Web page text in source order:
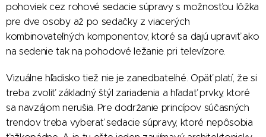
pohoviek cez rohové sedacie súpravy s možnosťou lôžka
pre dve osoby až po sedačky z viacerých
kombinovateľných komponentov, ktoré sa dajú upraviť ako
na sedenie tak na pohodové ležanie pri televízore.
Vizuálne hľadisko tiež nie je zanedbateľné. Opäť platí, že si
treba zvoliť základný štýl zariadenia a hľadať prvky, ktoré
sa navzájom nerušia. Pre dodržanie princípov súčasných
trendov treba vyberať sedacie súpravy, ktoré nepôsobia